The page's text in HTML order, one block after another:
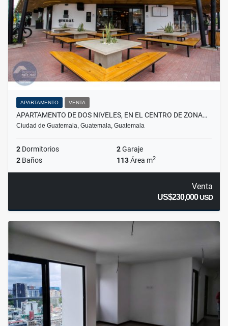
APARTAMENTO VENTA
APARTAMENTO DE DOS NIVELES, EN EL CENTRO DE ZONA…
Ciudad de Guatemala, Guatemala, Guatemala
2 Dormitorios 2Garaje
2 Baños 113Área m2
Venta
US$230,000USD